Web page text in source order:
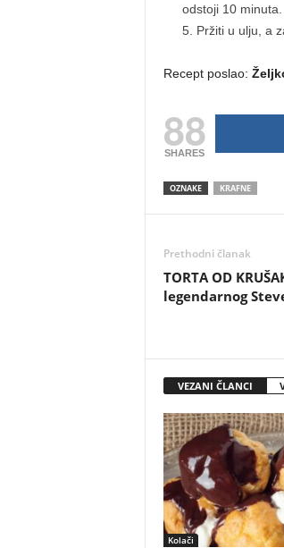
odstoji 10 minuta.
Pržiti u ulju, a
Recept poslao:
88
SHARES
OZNAKE KRAFNE
Prethodni članak
TORTA OD
legendarnog
VEZANI ČLANCI
Kolači